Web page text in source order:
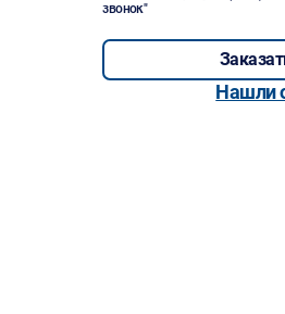
звонок"
Нашли